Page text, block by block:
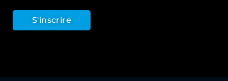
S'inscrire